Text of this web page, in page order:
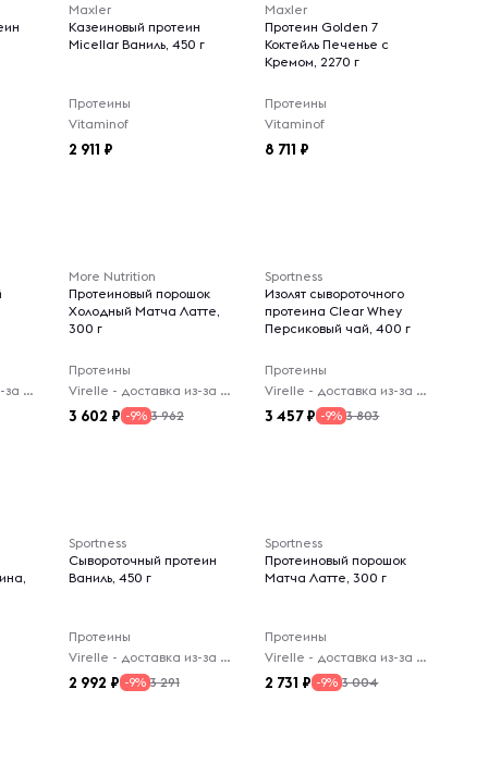
Maxler
Казеиновый протеин
Micellar Ваниль, 450 г
Протеины
Vitaminof
2 911
Maxler
Протеин Golden 7
Коктейль Печенье с
Кремом, 2270 г
Протеины
Vitaminof
8 711
Virelle - доставка из-за рубежа
More Nutrition
Протеиновый порошок
Холодный Матча Латте,
300 г
Протеины
Virelle - доставка из-за рубежа
3 602 -9% 3 962
Sportness
Изолят сывороточного
протеина Clear Whey
Персиковый чай, 400 г
Протеины
Virelle - доставка из-за рубежа
3 457 -9% 3 803
Sportness
Сывороточный протеин
Ваниль, 450 г
Протеины
Virelle - доставка из-за рубежа
2 992 -9% 3 291
Sportness
Протеиновый порошок
Матча Латте, 300 г
Протеины
Virelle - доставка из-за рубежа
2 731 -9% 3 004